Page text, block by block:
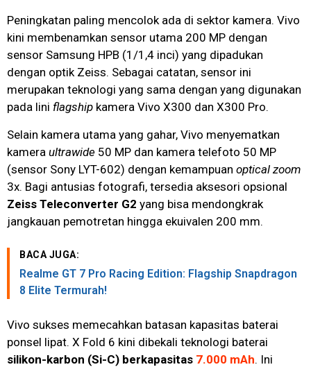
Peningkatan paling mencolok ada di sektor kamera. Vivo
kini membenamkan sensor utama 200 MP dengan
sensor Samsung HPB (1/1,4 inci) yang dipadukan
dengan optik Zeiss. Sebagai catatan, sensor ini
merupakan teknologi yang sama dengan yang digunakan
pada lini flagship kamera Vivo X300 dan X300 Pro.
Selain kamera utama yang gahar, Vivo menyematkan
kamera ultrawide 50 MP dan kamera telefoto 50 MP
(sensor Sony LYT-602) dengan kemampuan optical zoom
3x. Bagi antusias fotografi, tersedia aksesori opsional
Zeiss Teleconverter G2 yang bisa mendongkrak
jangkauan pemotretan hingga ekuivalen 200 mm.
BACA JUGA:
Realme GT 7 Pro Racing Edition: Flagship Snapdragon
8 Elite Termurah!
Vivo sukses memecahkan batasan kapasitas baterai
ponsel lipat. X Fold 6 kini dibekali teknologi baterai
silikon-karbon (Si-C) berkapasitas 7.000 mAh. Ini